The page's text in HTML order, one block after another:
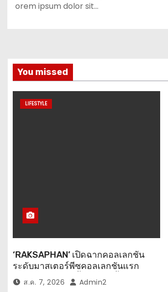
orem ipsum dolor sit…
You missed
LIFESTYLE
‘RAKSAPHAN’ เปิดฉากคอลเลกชัน
ระดับมาสเตอร์พีซคอลเลกชันแรก
รังสรรค์ “ผ้าลายน้ำไหล” สู่ชิ้นงาน
ศิลปะสะสมสุดลิมิเต็ด ถ่ายทอด
ส.ค. 7, 2026 Admin2